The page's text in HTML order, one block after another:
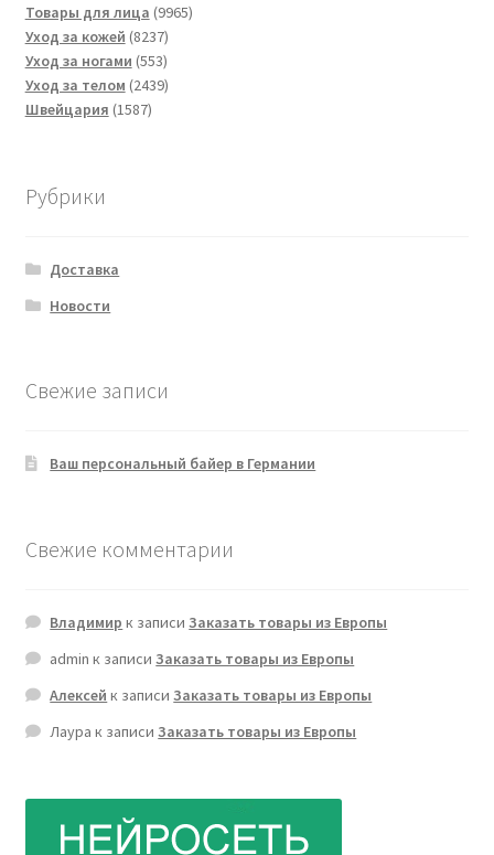
товаров
Товары для лица 99659965
Уход за кожей 82378237
товаров
Уход за ногами 553553
товара
Уход за телом 24392439
Швейцария 15871587
Рубрики
Доставка
Новости
Свежие записи
Ваш персональный байер в Германии
Свежие комментарии
Владимир к записиЗаказать товары из Европы
admin к записиЗаказать товары из Европы
Алексей к записиЗаказать товары из Европы
Лаура к записиЗаказать товары из Европы